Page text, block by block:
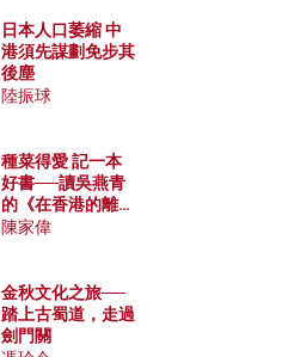
日本人口萎縮 中
港須先謀劃免步其
後塵
陸振球
種菜得愛 記一本
好書──讀吳燕青
的《在香港的離島
種菜》
陳家偉
金秋文化之旅──
踏上古蜀道，走過
劍門關